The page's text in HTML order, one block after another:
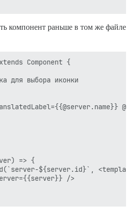
компонент раньше в том же файле
Component {
для выбора иконки
=> {
${server.id}`,
/>